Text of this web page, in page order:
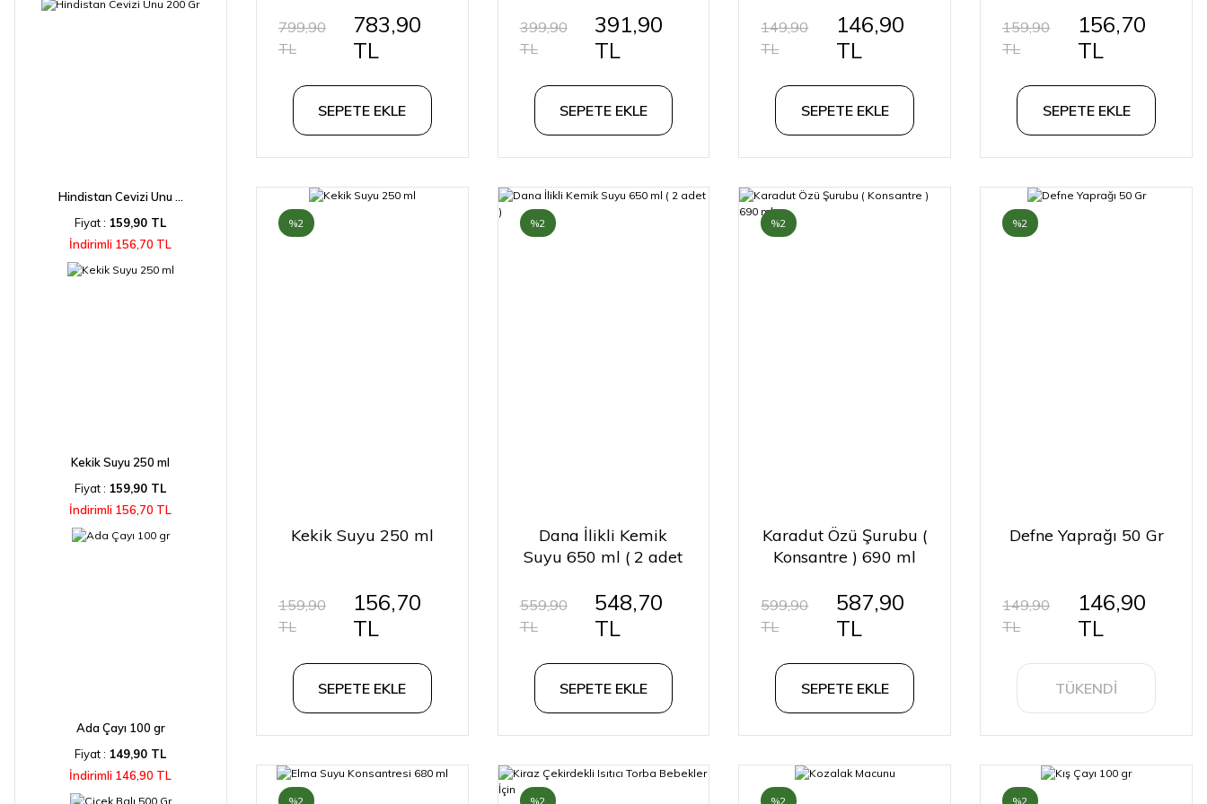
Hindistan Cevizi Unu ...
Fiyat : 159,90 TL
İndirimli 156,70 TL
Kekik Suyu 250 ml
Fiyat : 159,90 TL
İndirimli 156,70 TL
Ada Çayı 100 gr
Fiyat : 149,90 TL
İndirimli 146,90 TL
799,90
TL
783,90
TL
SEPETE EKLE
399,90
TL
391,90
TL
SEPETE EKLE
149,90
TL
146,90
TL
SEPETE EKLE
159,90
TL
156,70
TL
SEPETE EKLE
%2
Kekik Suyu 250 ml
159,90
TL
156,70
TL
SEPETE EKLE
%2
Dana İlikli Kemik
Suyu 650 ml ( 2 adet
559,90
TL
548,70
TL
SEPETE EKLE
%2
Karadut Özü Şurubu (
Konsantre ) 690 ml
599,90
TL
587,90
TL
SEPETE EKLE
%2
Defne Yaprağı 50 Gr
149,90
TL
146,90
TL
TÜKENDİ
%2 %2 %2 %2